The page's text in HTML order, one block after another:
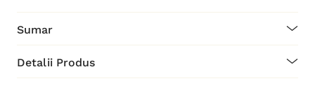
Sumar
Detalii Produs